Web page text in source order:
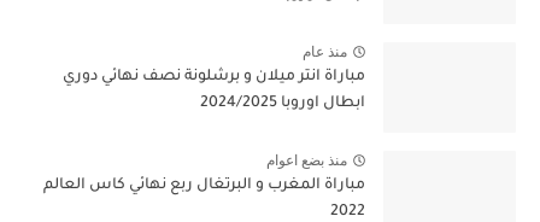
منذ عام
مباراة انتر ميلان و برشلونة نصف نهائي دوري
ابطال اوروبا 2024/2025
منذ بضع اعوام
مباراة المغرب و البرتغال ربع نهائي كاس العالم
2022